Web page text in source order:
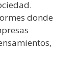
donde